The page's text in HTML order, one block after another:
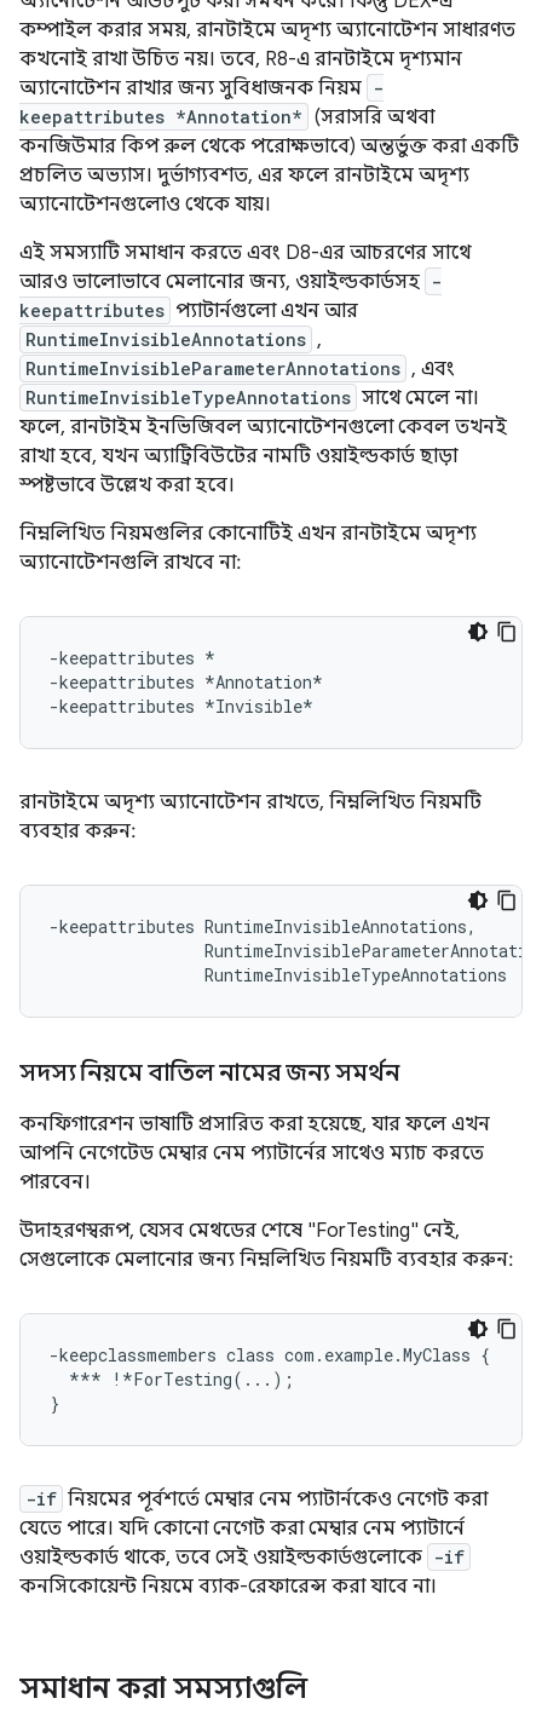
কম্পাইল করার সময়, রানটাইমে অদৃশ্য অ্যানোটেশন সাধারণত
কখনোই রাখা উচিত নয়। তবে, R8-এ রানটাইমে দৃশ্যমান
অ্যানোটেশন রাখার জন্য সুবিধাজনক নিয়ম -
keepattributes *Annotation* (সরাসরি অথবা
কনজিউমার কিপ রুল থেকে পরোক্ষভাবে) অন্তর্ভুক্ত করা একটি
প্রচলিত অভ্যাস। দুর্ভাগ্যবশত, এর ফলে রানটাইমে অদৃশ্য
অ্যানোটেশনগুলোও থেকে যায়।
এই সমস্যাটি সমাধান করতে এবং D8-এর আচরণের সাথে
আরও ভালোভাবে মেলানোর জন্য, ওয়াইল্ডকার্ডসহ -
keepattributes প্যাটার্নগুলো এখন আর
RuntimeInvisibleAnnotations ,
RuntimeInvisibleParameterAnnotations , এবং
RuntimeInvisibleTypeAnnotations সাথে মেলে না।
ফলে, রানটাইম ইনভিজিবল অ্যানোটেশনগুলো কেবল তখনই
রাখা হবে, যখন অ্যাট্রিবিউটের নামটি ওয়াইল্ডকার্ড ছাড়া
স্পষ্টভাবে উল্লেখ করা হবে।
নিম্নলিখিত নিয়মগুলির কোনোটিই এখন রানটাইমে অদৃশ্য
অ্যানোটেশনগুলি রাখবে না:
-keepattributes *
-keepattributes *Annotation*
রানটাইমে অদৃশ্য অ্যানোটেশন রাখতে, নিম্নলিখিত নিয়মটি
ব্যবহার করুন:
-keepattributes RuntimeInvisibleAnnotations,
সদস্য নিয়মে বাতিল নামের জন্য সমর্থন
কনফিগারেশন ভাষাটি প্রসারিত করা হয়েছে, যার ফলে এখন
আপনি নেগেটেড মেম্বার নেম প্যাটার্নের সাথেও ম্যাচ করতে
পারবেন।
উদাহরণস্বরূপ, যেসব মেথডের শেষে "ForTesting" নেই,
সেগুলোকে মেলানোর জন্য নিম্নলিখিত নিয়মটি ব্যবহার করুন:
-keepclassmembers class com.example.MyClass {
  *** !*ForTesting(...);
-if নিয়মের পূর্বশর্তে মেম্বার নেম প্যাটার্নকেও নেগেট করা
যেতে পারে। যদি কোনো নেগেট করা মেম্বার নেম প্যাটার্নে
ওয়াইল্ডকার্ড থাকে, তবে সেই ওয়াইল্ডকার্ডগুলোকে -if
কনসিকোয়েন্ট নিয়মে ব্যাক-রেফারেন্স করা যাবে না।
সমাধান করা সমস্যাগুলি